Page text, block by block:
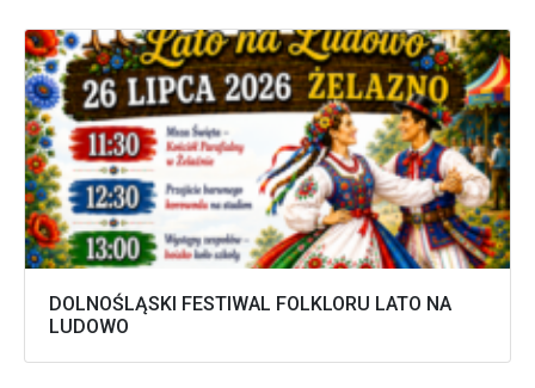
DOLNOŚLĄSKI FESTIWAL FOLKLORU LATO NA
LUDOWO